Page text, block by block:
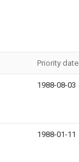
Priority date
1988-08-03
1988-01-11